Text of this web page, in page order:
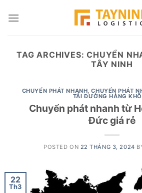
TAG ARCHIVES:CHUYỂN
TÂY NINH
CHUYỂN PHÁT NHANH,CHUYỂN PHÁT
TẢI ĐƯỜNG HÀNG
Chuyển phát nhanh từ
Đức giá rẻ
POSTED ON 22 THÁNG 3, 2024
22
Th3